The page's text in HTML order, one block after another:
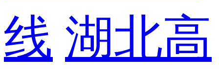
线 湖北高